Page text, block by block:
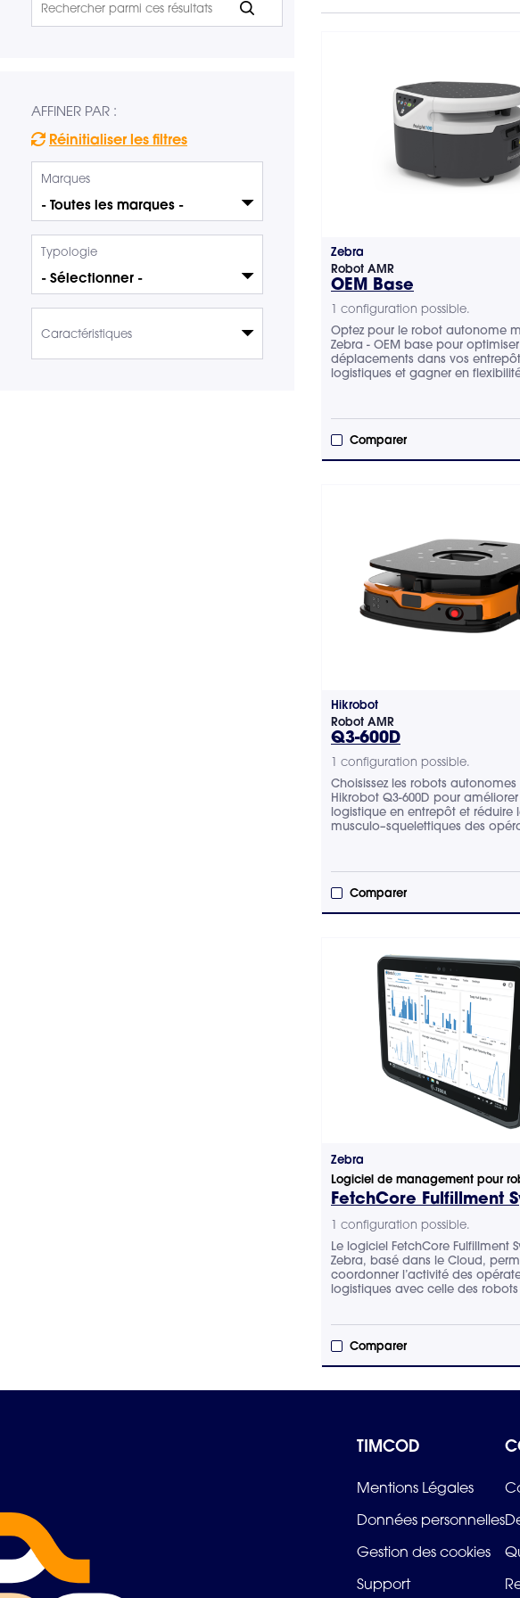
VOIR TOUT LE MATÉRIEL
AFFINER PAR :
Réinitialiser les filtres
Marques
Typologie
Caractéristiques
Zebra
Robot AMR
OEM Base
1 configuration possible.
Optez pour le robot autonome
Zebra - OEM base pour
déplacements dans vos
logistiques et gagner en
Comparer
Hikrobot
Robot AMR
Q3-600D
1 configuration possible.
Choisissez les robots
Hikrobot Q3-600D pour
logistique en entrepôt et réduire
musculo–squelettiques des
Comparer
Zebra
Logiciel de management pour
FetchCore Fulfillment
1 configuration possible.
Le logiciel FetchCore Fulfillment
Zebra, basé dans le Cloud,
coordonner l’activité des
logistiques avec celle des robots
Comparer
TIMCOD
Mentions Légales
Données personnelles
Gestion des cookies
Support